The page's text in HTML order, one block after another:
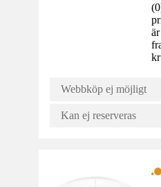
(0
kr
Webbköp ej möjligt
Kan ej reserveras